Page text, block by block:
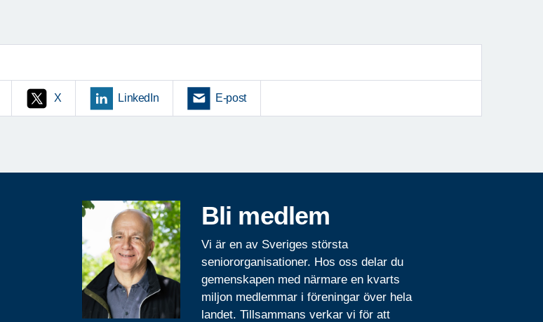
X LinkedIn E-post
Bli medlem
Vi är en av Sveriges största
seniororganisationer. Hos oss delar du
gemenskapen med närmare en kvarts
miljon medlemmar i föreningar över hela
landet. Tillsammans verkar vi för att